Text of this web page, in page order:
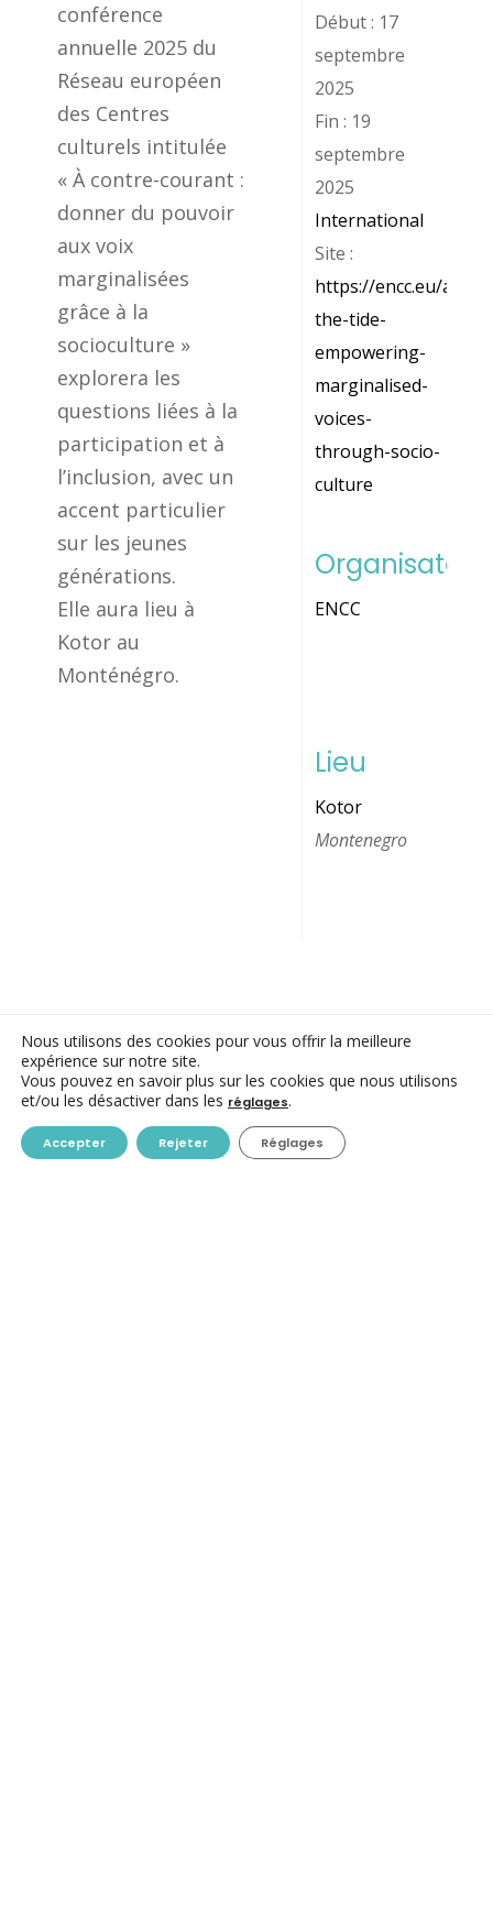
conférence
annuelle 2025 du
Réseau européen
des Centres
culturels intitulée
« À contre-courant :
donner du pouvoir
aux voix
marginalisées
grâce à la
socioculture »
explorera les
questions liées à la
participation et à
l’inclusion, avec un
accent particulier
sur les jeunes
générations.
Elle aura lieu à
Kotor au
Monténégro.
Début : 17
septembre
2025
Fin : 19
septembre
2025
International
Site :
https://encc.eu/
the-tide-
empowering-
marginalised-
voices-
through-socio-
culture
Lieu
Kotor
Montenegro
Organisateur
ENCC
Nous utilisons des cookies pour vous offrir la meilleure
expérience sur notre site.
Vous pouvez en savoir plus sur les cookies que nous utilisons
et/ou les désactiver dans les réglages.
Accepter Rejeter Réglages